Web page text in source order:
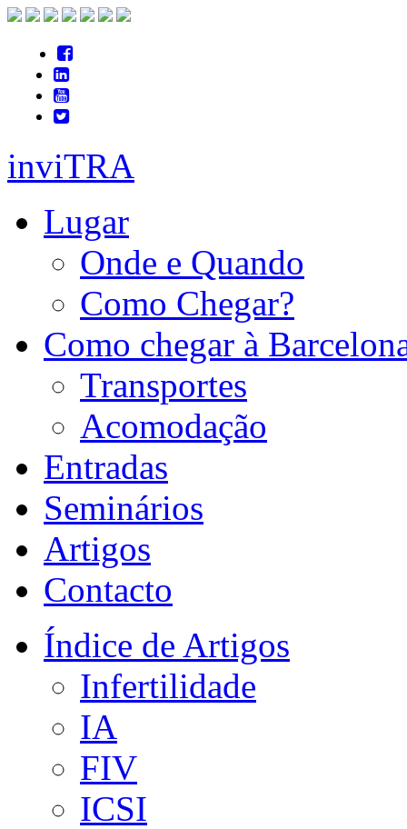
inviTRA
Lugar
Onde e Quando
Como Chegar?
Como chegar à
Transportes
Acomodação
Entradas
Seminários
Artigos
Contacto
Índice de Artigos
Infertilidade
IA
FIV
ICSI